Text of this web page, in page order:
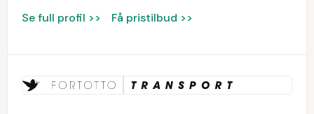
Se full profil >> Få pristilbud >>